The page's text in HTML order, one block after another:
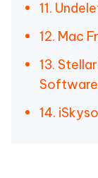
11.
12. Mac
13.
Software
14.